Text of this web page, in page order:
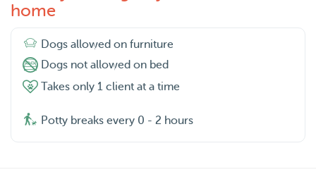
home
Dogs allowed on furniture
Dogs not allowed on bed
Takes only 1 client at a time
Potty breaks every 0 - 2 hours